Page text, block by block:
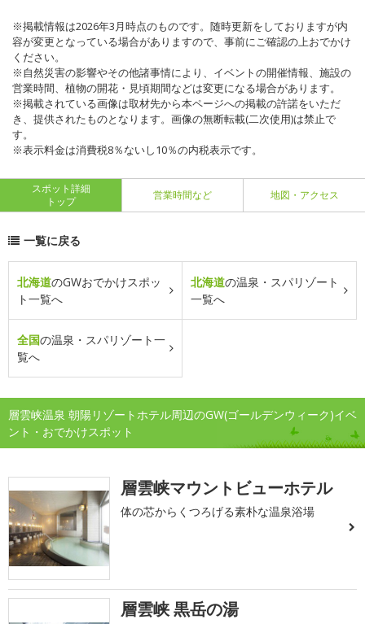
※掲載情報は2026年3月時点のものです。随時更新をしておりますが内
容が変更となっている場合がありますので、事前にご確認の上おでかけ
ください。
※自然災害の影響やその他諸事情により、イベントの開催情報、施設の
営業時間、植物の開花・見頃期間などは変更になる場合があります。
※掲載されている画像は取材先から本ページへの掲載の許諾をいただ
き、提供されたものとなります。画像の無断転載(二次使用)は禁止で
す。
※表示料金は消費税8％ないし10％の内税表示です。
スポット詳細
トップ
営業時間など 地図・アクセス
一覧に戻る
北海道のGWおでかけスポッ
ト一覧へ
北海道の温泉・スパリゾート
一覧へ
全国の温泉・スパリゾート一
覧へ
層雲峡温泉 朝陽リゾートホテル周辺のGW(ゴールデンウィーク)イベ
ント・おでかけスポット
層雲峡マウントビューホテル
体の芯からくつろげる素朴な温泉浴場
層雲峡 黒岳の湯